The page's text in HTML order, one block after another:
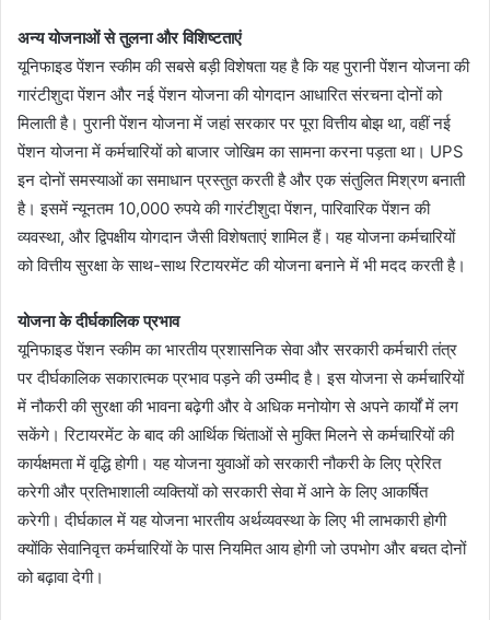
अन्य योजनाओं से तुलना और विशिष्टताएं
यूनिफाइड पेंशन स्कीम की सबसे बड़ी विशेषता यह है कि यह पुरानी पेंशन योजना की
गारंटीशुदा पेंशन और नई पेंशन योजना की योगदान आधारित संरचना दोनों को
मिलाती है। पुरानी पेंशन योजना में जहां सरकार पर पूरा वित्तीय बोझ था, वहीं नई
पेंशन योजना में कर्मचारियों को बाजार जोखिम का सामना करना पड़ता था। UPS
इन दोनों समस्याओं का समाधान प्रस्तुत करती है और एक संतुलित मिश्रण बनाती
है। इसमें न्यूनतम 10,000 रुपये की गारंटीशुदा पेंशन, पारिवारिक पेंशन की
व्यवस्था, और द्विपक्षीय योगदान जैसी विशेषताएं शामिल हैं। यह योजना कर्मचारियों
को वित्तीय सुरक्षा के साथ-साथ रिटायरमेंट की योजना बनाने में भी मदद करती है।
योजना के दीर्घकालिक प्रभाव
यूनिफाइड पेंशन स्कीम का भारतीय प्रशासनिक सेवा और सरकारी कर्मचारी तंत्र
पर दीर्घकालिक सकारात्मक प्रभाव पड़ने की उम्मीद है। इस योजना से कर्मचारियों
में नौकरी की सुरक्षा की भावना बढ़ेगी और वे अधिक मनोयोग से अपने कार्यों में लग
सकेंगे। रिटायरमेंट के बाद की आर्थिक चिंताओं से मुक्ति मिलने से कर्मचारियों की
कार्यक्षमता में वृद्धि होगी। यह योजना युवाओं को सरकारी नौकरी के लिए प्रेरित
करेगी और प्रतिभाशाली व्यक्तियों को सरकारी सेवा में आने के लिए आकर्षित
करेगी। दीर्घकाल में यह योजना भारतीय अर्थव्यवस्था के लिए भी लाभकारी होगी
क्योंकि सेवानिवृत्त कर्मचारियों के पास नियमित आय होगी जो उपभोग और बचत दोनों
को बढ़ावा देगी।